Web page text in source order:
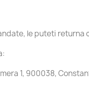
le puteti returna
1, 900038,